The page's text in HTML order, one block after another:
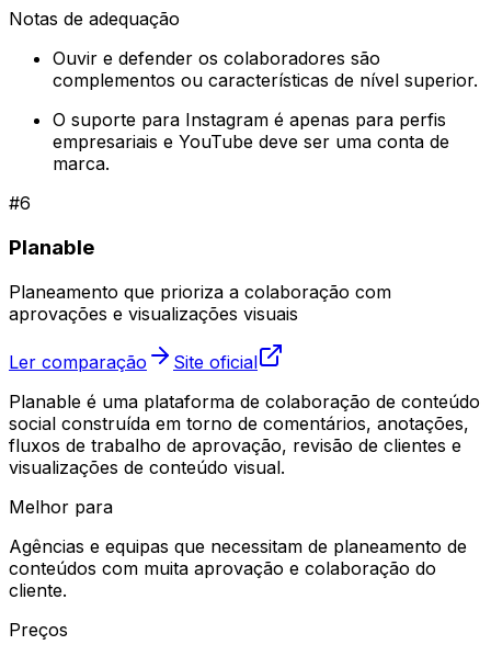
Notas de adequação
Ouvir e defender os colaboradores são
complementos ou características de nível superior.
O suporte para Instagram é apenas para perfis
empresariais e YouTube deve ser uma conta de
marca.
#6
Planable
Planeamento que prioriza a colaboração com
aprovações e visualizações visuais
Ler comparação
Site oficial
Planable é uma plataforma de colaboração de conteúdo
social construída em torno de comentários, anotações,
fluxos de trabalho de aprovação, revisão de clientes e
visualizações de conteúdo visual.
Melhor para
Agências e equipas que necessitam de planeamento de
conteúdos com muita aprovação e colaboração do
cliente.
Preços